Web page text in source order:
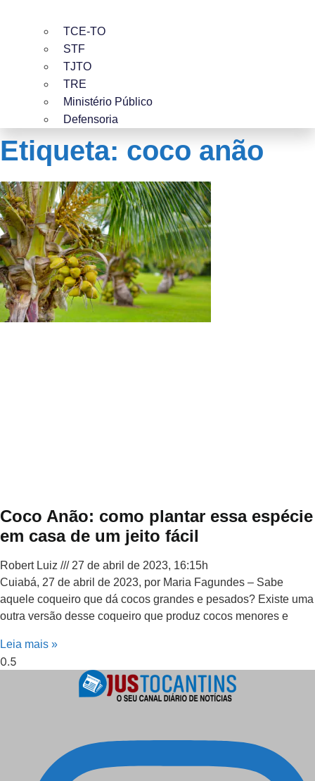
TCE-TO
STF
TJTO
TRE
Ministério Público
Defensoria
Etiqueta: coco anão
Coco Anão: como plantar essa espécie
em casa de um jeito fácil
Robert Luiz
27 de abril de 2023, 16:15h
Cuiabá, 27 de abril de 2023, por Maria Fagundes – Sabe
aquele coqueiro que dá cocos grandes e pesados? Existe uma
outra versão desse coqueiro que produz cocos menores e
Leia mais »